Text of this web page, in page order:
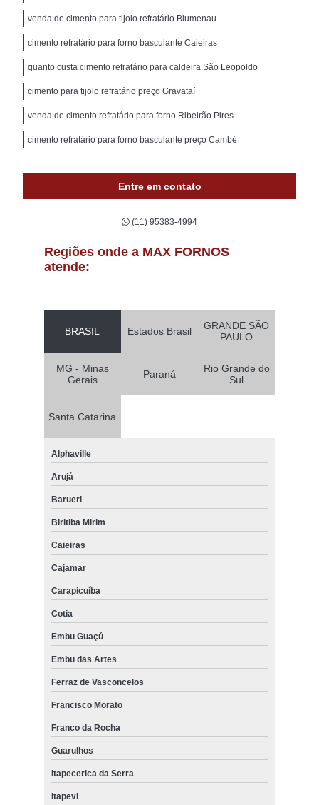
venda de cimento para tijolo refratário Blumenau
cimento refratário para forno basculante Caieiras
quanto custa cimento refratário para caldeira São Leopoldo
cimento para tijolo refratário preço Gravataí
venda de cimento refratário para forno Ribeirão Pires
cimento refratário para forno basculante preço Cambé
Entre em contato
(11) 95383-4994
Regiões onde a MAX FORNOS
atende:
BRASIL Estados Brasil
GRANDE SÃO
PAULO
MG - Minas
Gerais
Paraná
Rio Grande do
Sul
Santa Catarina
Alphaville
Arujá
Barueri
Biritiba Mirim
Caieiras
Cajamar
Carapicuíba
Cotia
Embu Guaçú
Embu das Artes
Ferraz de Vasconcelos
Francisco Morato
Franco da Rocha
Guarulhos
Itapecerica da Serra
Itapevi